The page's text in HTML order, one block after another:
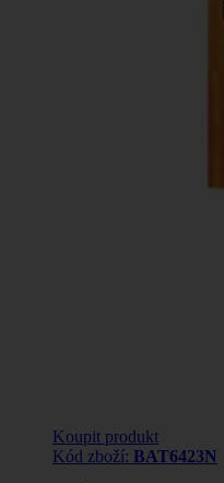
Koupit produkt
Kód zboží: BAT6423N